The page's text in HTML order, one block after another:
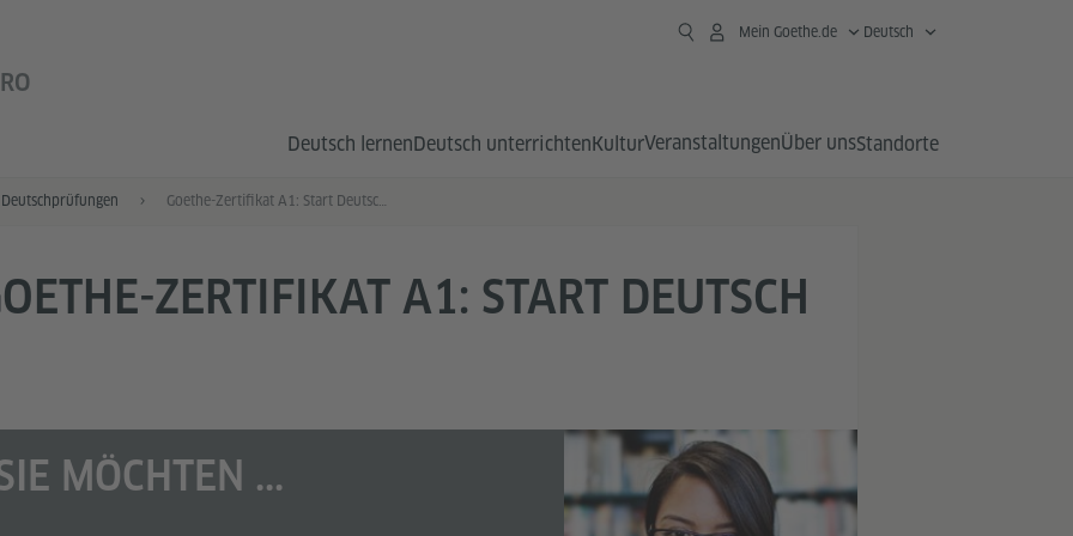
Mein Goethe.de Deutsch
Deutsch lernenDeutsch unterrichtenKulturVeranstaltungenÜber unsStandorte
Deutschprüfungen Goethe-Zertifikat A1: Start Deutsch 1
ZERTIFIKAT A1: START DEUTSCH
MÖCHTEN ...